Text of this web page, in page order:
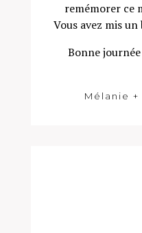
remémorer ce
Vous avez mis
Bonne
Mélanie +